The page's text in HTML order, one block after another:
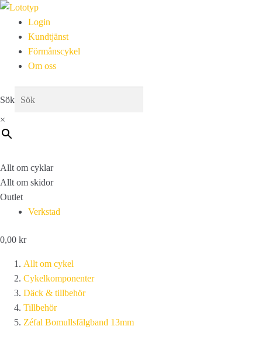
Login
Kundtjänst
Förmånscykel
Om oss
Sök
×
Allt om cyklar
Allt om skidor
Outlet
Verkstad
0,00 kr
Allt om cykel
Cykelkomponenter
Däck & tillbehör
Tillbehör
Zéfal Bomullsfälgband 13mm